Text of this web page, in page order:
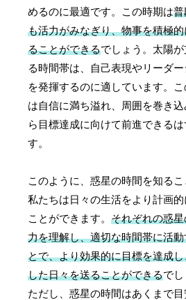
めるのに最適です。この時期は普
も活力がみなぎり、物事を積極
ることができるでしょう。太陽が
る時間帯は、自己表現やリーダ
を発揮するのに適しています。こ
は自信に満ち溢れ、周囲を巻き
ら目標達成に向けて前進できる
す。
このように、惑星の時間を知るこ
私たちは日々の生活をより計画的
ことができます。それぞれの惑
力を理解し、適切な時間帯に活
とで、より効果的に目標を達成
した日々を送ることができるでし
ただし、惑星の時間はあくまで目